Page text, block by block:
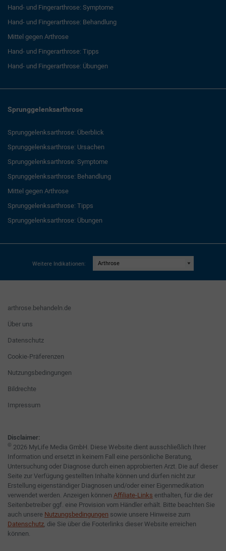
Hand- und Fingerarthrose: Symptome
Hand- und Fingerarthrose: Behandlung
Mittel gegen Arthrose
Hand- und Fingerarthrose: Tipps
Hand- und Fingerarthrose: Übungen
Sprunggelenksarthrose
Sprunggelenksarthrose: Überblick
Sprunggelenksarthrose: Ursachen
Sprunggelenksarthrose: Symptome
Sprunggelenksarthrose: Behandlung
Mittel gegen Arthrose
Sprunggelenksarthrose: Tipps
Sprunggelenksarthrose: Übungen
Weitere Indikationen:
arthrose.behandeln.de
Über uns
Datenschutz
Cookie-Präferenzen
Nutzungsbedingungen
Bildrechte
Impressum
Disclaimer:
© 2026 MyLife Media GmbH. Diese Website dient ausschließlich Ihrer
Information und ersetzt in keinem Fall eine persönliche Beratung,
Untersuchung oder Diagnose durch einen approbierten Arzt. Die auf dieser
Seite zur Verfügung gestellten Inhalte können und dürfen nicht zur
Erstellung eigenständiger Diagnosen und/oder einer Eigenmedikation
verwendet werden. Anzeigen können Affiliate-Links enthalten, für die der
Seitenbetreiber ggf. eine Provision vom Händler erhält. Bitte beachten Sie
auch unsere Nutzungsbedingungen sowie unsere Hinweise zum
Datenschutz, die Sie über die Footerlinks dieser Website erreichen
können.